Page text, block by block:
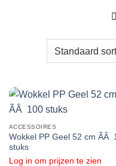
ACCESSOIRES
Wokkel PP Geel 52 cm ÃÂ
stuks
Log in om prijzen te zien